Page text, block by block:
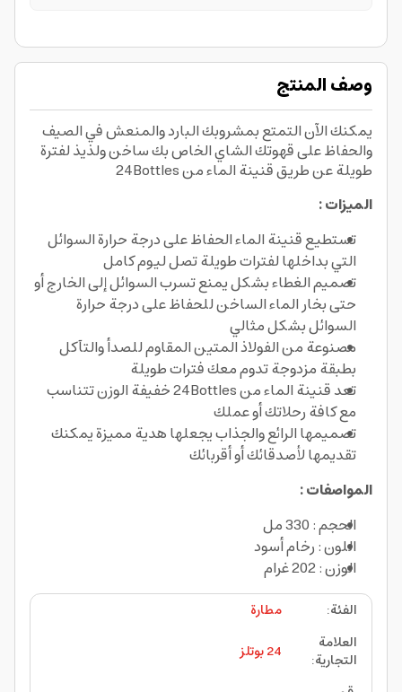
وصف المنتج
يمكنك الآن التمتع بمشروبك البارد والمنعش في الصيف
والحفاظ على قهوتك الشاي الخاص بك ساخن ولذيذ لفترة
طويلة عن طريق قنينة الماء من 24Bottles
الميزات :
تستطيع قنينة الماء الحفاظ على درجة حرارة السوائل
التي بداخلها لفترات طويلة تصل ليوم كامل
تصميم الغطاء بشكل يمنع تسرب السوائل إلى الخارج أو
حتى بخار الماء الساخن للحفاظ على درجة حرارة
السوائل بشكل مثالي
مصنوعة من الفولاذ المتين المقاوم للصدأ والتآكل
بطبقة مزدوجة تدوم معك فترات طويلة
تعد قنينة الماء من 24Bottles خفيفة الوزن تتناسب
مع كافة رحلاتك أو عملك
تصميمها الرائع والجذاب يجعلها هدية مميزة يمكنك
تقديمها لأصدقائك أو أقربائك
المواصفات :
الحجم : 330 مل
اللون : رخام أسود
الوزن : 202 غرام
الفئة:
مطارة
العلامة
التجارية:
24 بوتلز